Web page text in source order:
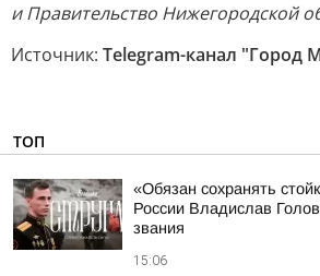
и Правительство Нижегородской
Источник: Telegram-канал "Город
ТОП
«Обязан сохранять
России Владислав
звания
15:06